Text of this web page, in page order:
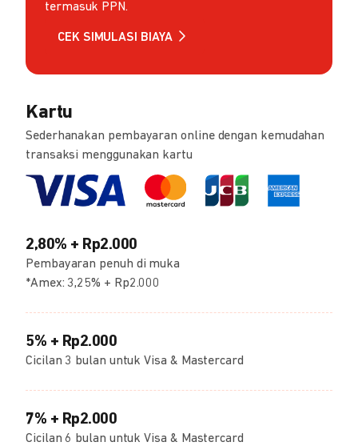
termasuk PPN.
CEK SIMULASI BIAYA
Kartu
Sederhanakan pembayaran online dengan kemudahan
transaksi menggunakan kartu
2,80% + Rp2.000
Pembayaran penuh di muka
*Amex: 3,25% + Rp2.000
5% + Rp2.000
Cicilan 3 bulan untuk Visa & Mastercard
7% + Rp2.000
Cicilan 6 bulan untuk Visa & Mastercard